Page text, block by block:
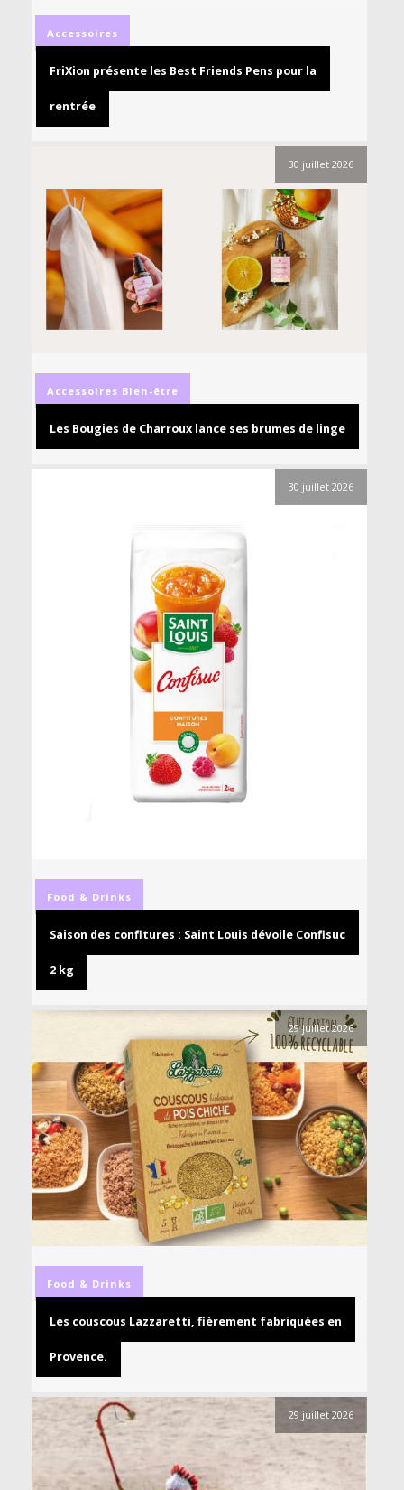
Accessoires
FriXion présente les Best Friends Pens pour la
rentrée
30 juillet 2026
Accessoires Bien-être
Les Bougies de Charroux lance ses brumes de linge
30 juillet 2026
Food & Drinks
Saison des confitures : Saint Louis dévoile Confisuc
2 kg
29 juillet 2026
Food & Drinks
Les couscous Lazzaretti, fièrement fabriquées en
Provence.
29 juillet 2026